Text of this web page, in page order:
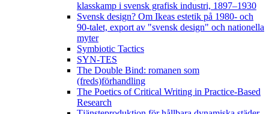
klasskamp i svensk grafisk industri, 1897–1930
Svensk design? Om Ikeas estetik på 1980- och
90-talet, export av "svensk design" och nationella
myter
Symbiotic Tactics
SYN-TES
The Double Bind: romanen som
(freds)förhandling
The Poetics of Critical Writing in Practice-Based
Research